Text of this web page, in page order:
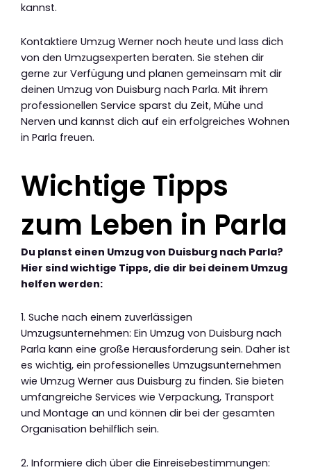
kannst.
Kontaktiere Umzug Werner noch heute und lass dich
von den Umzugsexperten beraten. Sie stehen dir
gerne zur Verfügung und planen gemeinsam mit dir
deinen Umzug von Duisburg nach Parla. Mit ihrem
professionellen Service sparst du Zeit, Mühe und
Nerven und kannst dich auf ein erfolgreiches Wohnen
in Parla freuen.
Wichtige Tipps
zum Leben in Parla
Du planst einen Umzug von Duisburg nach Parla?
Hier sind wichtige Tipps, die dir bei deinem Umzug
helfen werden:
1. Suche nach einem zuverlässigen
Umzugsunternehmen: Ein Umzug von Duisburg nach
Parla kann eine große Herausforderung sein. Daher ist
es wichtig, ein professionelles Umzugsunternehmen
wie Umzug Werner aus Duisburg zu finden. Sie bieten
umfangreiche Services wie Verpackung, Transport
und Montage an und können dir bei der gesamten
Organisation behilflich sein.
2. Informiere dich über die Einreisebestimmungen: